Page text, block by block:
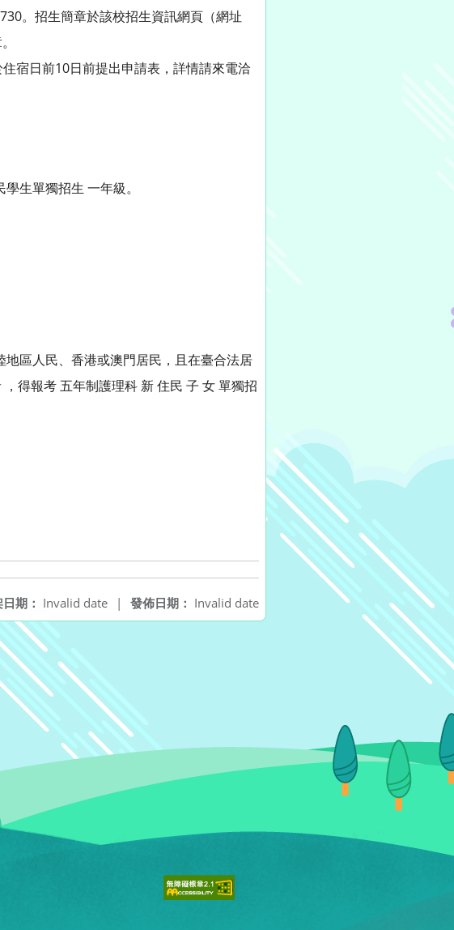
。招生簡章於該校招生資訊網頁（網址
宿日前10日前提出申請表，詳情請來電洽
生單獨招生 一年級。
區人民、香港或澳門居民，且在臺合法居
得報考 五年制護理科 新 住民 子 女 單獨招
發佈日期： Invalid date
期： Invalid date |